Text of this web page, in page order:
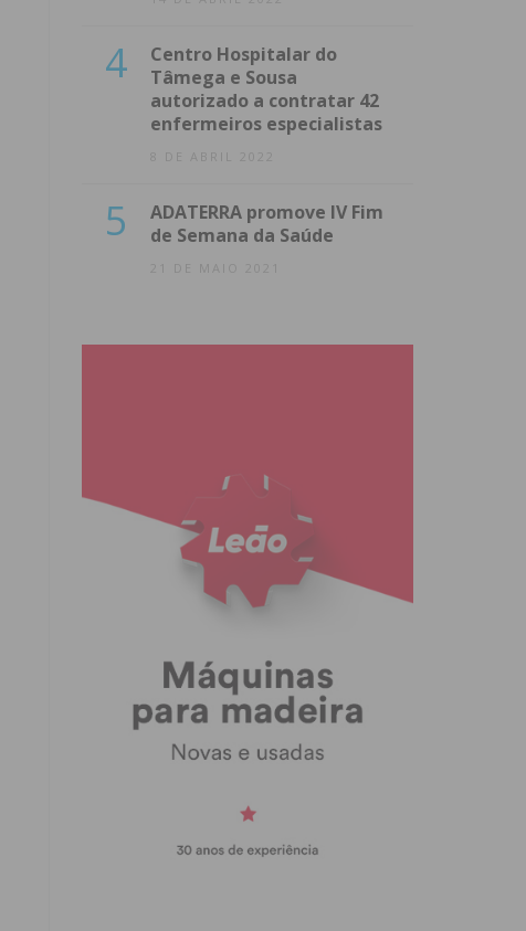
4
Centro Hospitalar do
Tâmega e Sousa
autorizado a contratar 42
enfermeiros especialistas
8 DE ABRIL 2022
5
ADATERRA promove IV Fim
de Semana da Saúde
21 DE MAIO 2021